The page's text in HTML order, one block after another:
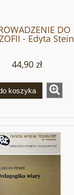
DO
- Edyta Stein
44,90 zł
koszyka